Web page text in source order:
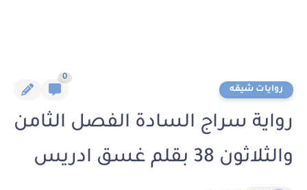
روايات شيقه
0
رواية سراج السادة الفصل الثامن
والثلاثون 38 بقلم غسق ادريس